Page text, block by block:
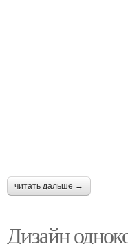
читать дальше →
Дизайн